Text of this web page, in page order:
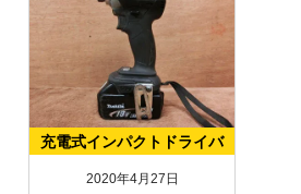
充電式インパクトドライバ
2020年4月27日